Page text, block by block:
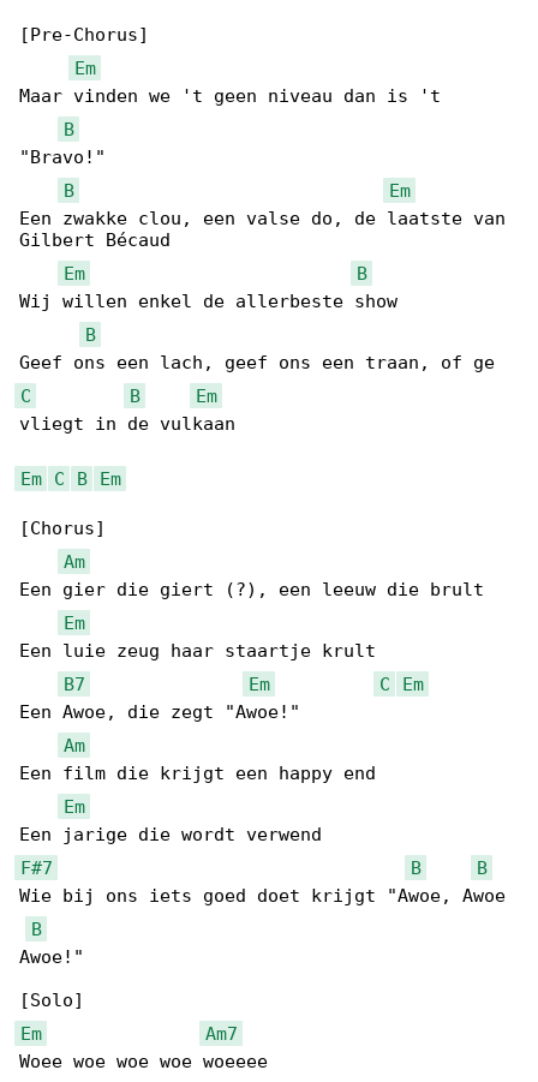
[Pre-Chorus]
Em
Maar vinden we 't geen niveau dan is 't
B
"Bravo!"
B
Em
Een zwakke clou, een valse do, de laatste van
Gilbert Bécaud
Em
B
Wij willen enkel de allerbeste show
B
C
B
Em
vliegt in de vulkaan
Em C B Em
[Chorus]
Am
Een gier die giert (?), een leeuw die brult
Em
Een luie zeug haar staartje krult
B7
Em C
Em
Een Awoe, die zegt "Awoe!"
Am
Een film die krijgt een happy end
Em
F#7
B
B
Wie bij ons iets goed doet krijgt "Awoe, Awoe
B
Awoe!"
Em
Am7